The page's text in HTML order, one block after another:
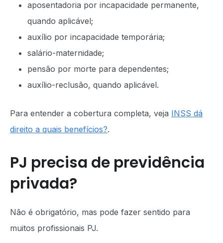
aposentadoria por incapacidade permanente,
quando aplicável;
auxílio por incapacidade temporária;
salário-maternidade;
pensão por morte para dependentes;
auxílio-reclusão, quando aplicável.
Para entender a cobertura completa, veja INSS dá
direito a quais benefícios?.
PJ precisa de previdência
privada?
Não é obrigatório, mas pode fazer sentido para
muitos profissionais PJ.